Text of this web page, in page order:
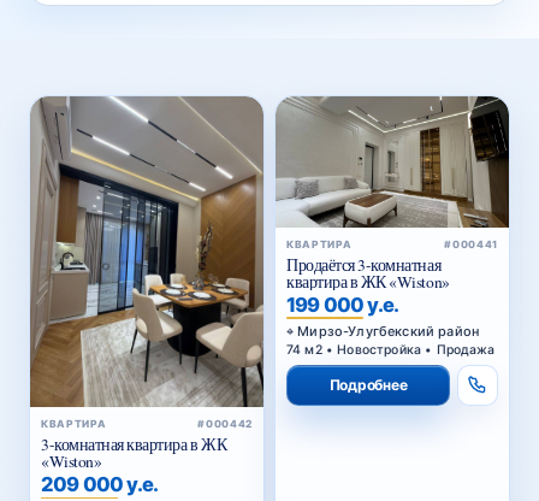
КВАРТИРА #000442
3-комнатная квартира в ЖК
«Wiston»
209 000 у.е.
КВАРТИРА #000441
Продаётся 3-комнатная
квартира в ЖК «Wiston»
199 000 у.е.
Мирзо-Улугбекский район
74 м2 • Новостройка • Продажа
Подробнее